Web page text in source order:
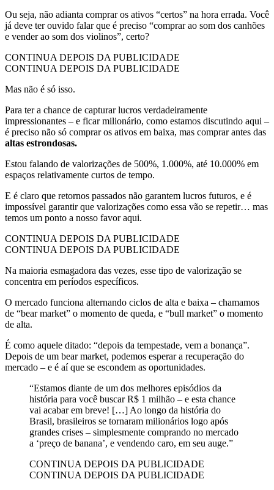
Ou seja, não adianta comprar os ativos “certos” na hora errada. Você
já deve ter ouvido falar que é preciso “comprar ao som dos canhões
e vender ao som dos violinos”, certo?
CONTINUA DEPOIS DA PUBLICIDADE
CONTINUA DEPOIS DA PUBLICIDADE
Mas não é só isso.
Para ter a chance de capturar lucros verdadeiramente
impressionantes – e ficar milionário, como estamos discutindo aqui –
é preciso não só comprar os ativos em baixa, mas comprar antes das
altas estrondosas.
Estou falando de valorizações de 500%, 1.000%, até 10.000% em
espaços relativamente curtos de tempo.
E é claro que retornos passados não garantem lucros futuros, e é
impossível garantir que valorizações como essa vão se repetir… mas
temos um ponto a nosso favor aqui.
CONTINUA DEPOIS DA PUBLICIDADE
CONTINUA DEPOIS DA PUBLICIDADE
Na maioria esmagadora das vezes, esse tipo de valorização se
concentra em períodos específicos.
O mercado funciona alternando ciclos de alta e baixa – chamamos
de “bear market” o momento de queda, e “bull market” o momento
de alta.
É como aquele ditado: “depois da tempestade, vem a bonança”.
Depois de um bear market, podemos esperar a recuperação do
mercado – e é aí que se escondem as oportunidades.
“Estamos diante de um dos melhores episódios da
história para você buscar R$ 1 milhão – e esta chance
vai acabar em breve! […] Ao longo da história do
Brasil, brasileiros se tornaram milionários logo após
grandes crises – simplesmente comprando no mercado
a ‘preço de banana’, e vendendo caro, em seu auge.”
CONTINUA DEPOIS DA PUBLICIDADE
CONTINUA DEPOIS DA PUBLICIDADE